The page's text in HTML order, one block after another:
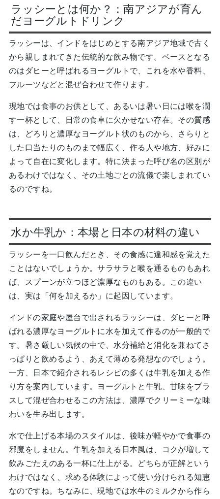
ラッシーとは何か？：南アジアが育ん
だヨーグルトドリンク
ラッシーは、インドをはじめとする南アジア地域で古く
から親しまれてきた伝統的な飲み物です。ベースとなる
のはダヒーと呼ばれるヨーグルトで、これを水や香料、
フルーツなどと混ぜ合わせて作ります。
現地では食事のお供として、あるいは暑い日には喉を潤
す一杯として、日常の食卓に欠かせない存在。その質感
は、どろりと濃厚なヨーグルト状のものから、さらりと
した口当たりのものまで幅広く、作る人や地方、好みに
よって自在に変化します。特に決まった呼び名の区別が
あるわけではなく、その土地ごとの流儀で楽しまれてい
るのですね。
水か牛乳か：本場と日本の材料の違い
ラッシーを一口飲んだとき、その食感に違和感を覚えた
ことはないでしょうか。サラサラと喉を通るものもあれ
ば、スプーンが立つほど濃厚なものもある。この違い
は、実は「何を加えるか」に起因しています。
インドの家庭や屋台で出されるラッシーは、ダヒーと呼
ばれる濃厚なヨーグルトに水を加えて作るのが一般的で
す。暑さ厳しい気候の中で、水分補給と消化を兼ねてさ
っぱりと飲めるよう、あえて薄める発想なのでしょう。
一方、日本で紹介されるレシピの多くは牛乳を加える作
り方を案内しています。ヨーグルトと牛乳、甘味をプラ
スして混ぜ合わせるこの方法は、濃厚でクリーミーな味
わいを生み出します。
水で仕上げる本場のスタイルは、後味が軽やかで食事の
邪魔をしません。牛乳を加える日本風は、コクが増して
飲みごたえのある一杯に仕上がる。どちらが正解という
わけではなく、求める体験によって使い分けられる知恵
なのですね。ちなみに、現地では水牛のミルクから作ら